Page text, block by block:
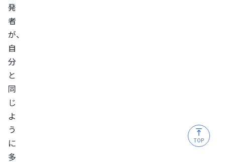
発
者
が、
自
分
と
同
じ
よ
う
に
多
TOP